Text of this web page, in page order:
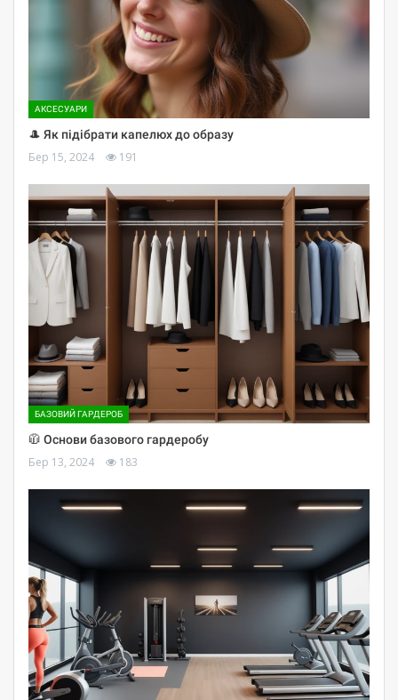
АКСЕСУАРИ
🎩 Як підібрати капелюх до образу
Бер 15, 2024 191
БАЗОВИЙ ГАРДЕРОБ
🧥 Основи базового гардеробу
Бер 13, 2024 183